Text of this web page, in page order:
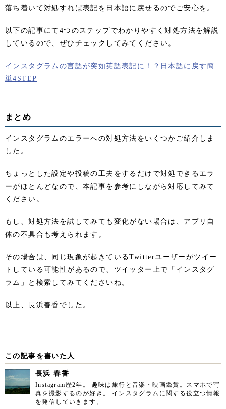
落ち着いて対処すれば表記を日本語に戻せるのでご安心を。
以下の記事にて4つのステップでわかりやすく対処方法を解説
しているので、ぜひチェックしてみてください。
インスタグラムの言語が突如英語表記に！？日本語に戻す簡
単4STEP
まとめ
インスタグラムのエラーへの対処方法をいくつかご紹介しま
した。
ちょっとした設定や投稿の工夫をするだけで対処できるエラ
ーがほとんどなので、本記事を参考にしながら対応してみて
ください。
もし、対処方法を試してみても変化がない場合は、アプリ自
体の不具合も考えられます。
その場合は、同じ現象が起きているTwitterユーザーがツイー
トしている可能性があるので、ツイッター上で「インスタグ
ラム」と検索してみてくださいね。
以上、長浜春香でした。
この記事を書いた人
長浜 春香
Instagram歴2年。 趣味は旅行と音楽・映画鑑賞。スマホで写
真を撮影するのが好き。 インスタグラムに関する役立つ情報
を発信していきます。